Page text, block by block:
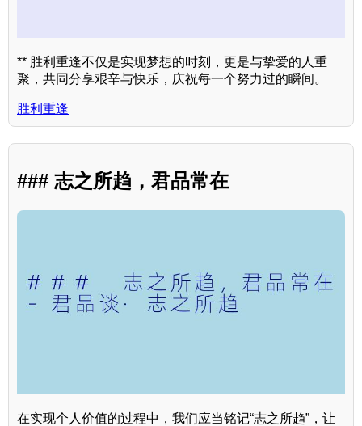
** 胜利重逢不仅是实现梦想的时刻，更是与挚爱的人重
聚，共同分享艰辛与快乐，庆祝每一个努力过的瞬间。
胜利重逢
### 志之所趋，君品常在
在实现个人价值的过程中，我们应当铭记“志之所趋”，让